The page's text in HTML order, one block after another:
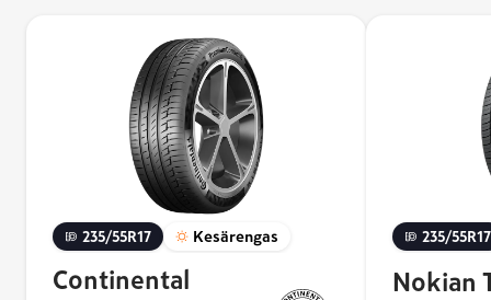
235/55R17 Kesärengas
Continental
235/55R17
Nokian